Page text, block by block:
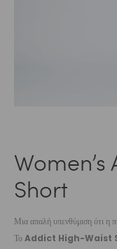
Short
Μια απαλή υπενθύμιση ότι η
ΤοAddict High-Waist